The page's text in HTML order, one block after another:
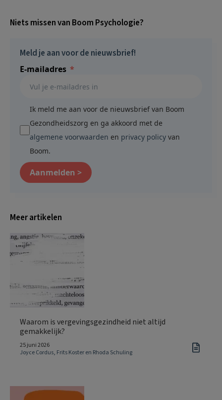
Niets missen van Boom Psychologie?
Meld je aan voor de nieuwsbrief!
E-mailadres
Ik meld me aan voor de nieuwsbrief van Boom
Gezondheidszorg en ga akkoord met de
algemene voorwaarden en privacy policy van
Boom.
Aanmelden >
Meer artikelen
Waarom is vergevingsgezindheid niet altijd
gemakkelijk?
25 juni 2026
Joyce Cordus, Frits Koster en Rhoda Schuling